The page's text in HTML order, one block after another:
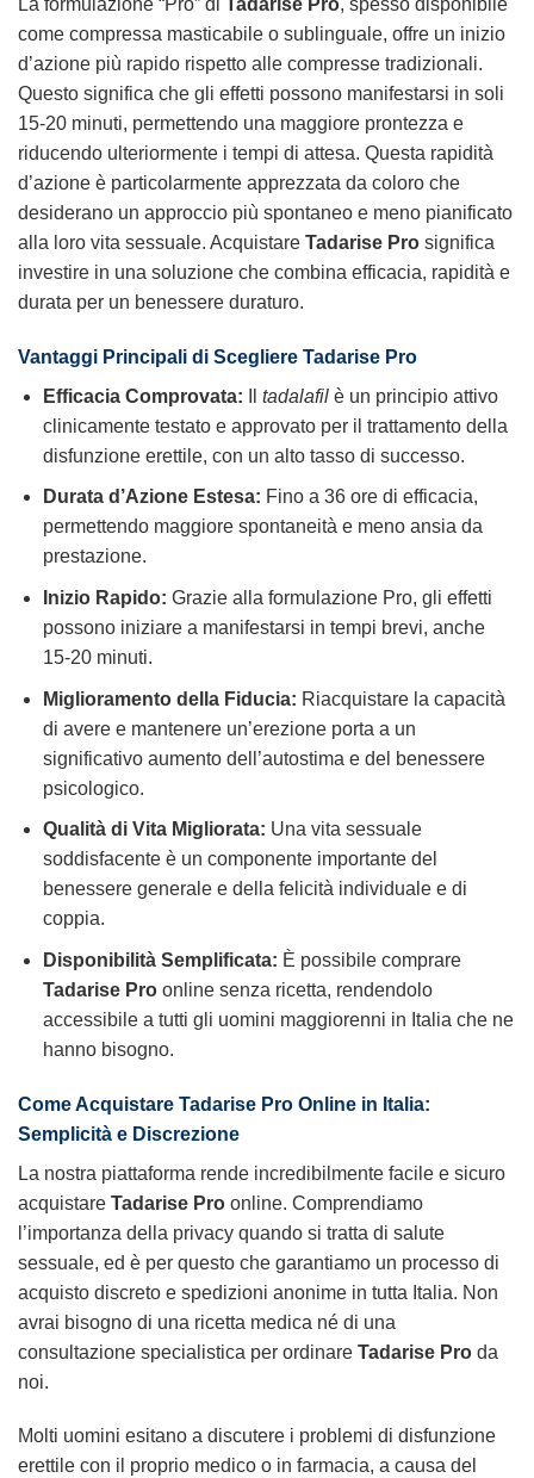
La formulazione “Pro” di Tadarise Pro, spesso disponibile
come compressa masticabile o sublinguale, offre un inizio
d’azione più rapido rispetto alle compresse tradizionali.
Questo significa che gli effetti possono manifestarsi in soli
15-20 minuti, permettendo una maggiore prontezza e
riducendo ulteriormente i tempi di attesa. Questa rapidità
d’azione è particolarmente apprezzata da coloro che
desiderano un approccio più spontaneo e meno pianificato
alla loro vita sessuale. Acquistare Tadarise Pro significa
investire in una soluzione che combina efficacia, rapidità e
durata per un benessere duraturo.
Vantaggi Principali di Scegliere Tadarise Pro
Efficacia Comprovata:
tadalafilè un principio attivo
clinicamente testato e approvato per il trattamento della
disfunzione erettile, con un alto tasso di successo.
Durata d’Azione Estesa: Fino a 36 ore di efficacia,
permettendo maggiore spontaneità e meno ansia da
prestazione.
Inizio Rapido: Grazie alla formulazione Pro, gli effetti
possono iniziare a manifestarsi in tempi brevi, anche
15-20 minuti.
Miglioramento della Fiducia: Riacquistare la capacità
di avere e mantenere un’erezione porta a un
significativo aumento dell’autostima e del benessere
psicologico.
Qualità di Vita Migliorata: Una vita sessuale
soddisfacente è un componente importante del
benessere generale e della felicità individuale e di
coppia.
Disponibilità Semplificata: È possibile comprare
Tadarise Proonline senza ricetta, rendendolo
accessibile a tutti gli uomini maggiorenni in Italia che ne
hanno bisogno.
Come Acquistare Tadarise Pro Online in Italia:
Semplicità e Discrezione
La nostra piattaforma rende incredibilmente facile e sicuro
acquistare Tadarise Pro online. Comprendiamo
l’importanza della privacy quando si tratta di salute
sessuale, ed è per questo che garantiamo un processo di
acquisto discreto e spedizioni anonime in tutta Italia. Non
avrai bisogno di una ricetta medica né di una
consultazione specialistica per ordinare Tadarise Pro da
noi.
Molti uomini esitano a discutere i problemi di disfunzione
erettile con il proprio medico o in farmacia, a causa del